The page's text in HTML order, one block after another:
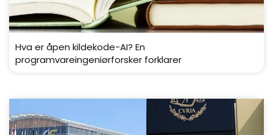
Hva er åpen kildekode-AI? En
programvareingeniørforsker forklarer